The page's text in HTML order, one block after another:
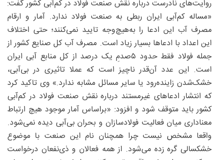
روایت‌های نادرست درباره نقش صنعت فولاد در کم‌آبی کشور گفت:
«مساله کم‌آبی ایران ربطی به صنعت فولاد ندارد. آمار و ارقام
مصرف آب این ادعا را به‌هیچ‌وجه تایید نمی‌کنند؛ حتی اختلاف
این اعداد با ادعاها بسیار زیاد است. مصرف آب کل صنایع کشور از
جمله فولاد فقط حدود ۵‌صدمِ یک درصد از کل منابع آبی ایران
است. این عدد آن‌قدر ناچیز است که عملا تاثیری در بی‌آبی،
خشک‌شدن زاینده‌رود یا سایر مسائل مشابه ندارد.» وی تاکید کرد
که انتشار ادعاهای غیرمستند درباره نقش صنعت فولاد در کم‌آبی
کشور باید متوقف شود و افزود: «براساس آمار موجود هیچ ارتباط
معناداری میان فعالیت فولادسازان و بحران بی‌آبی دیده نمی‌شود.
واقعا مشخص نیست چرا همچنان نام این صنعت با موضوع
خشکسالی گره زده می‌شود. از همه فعالان و ذی‌نفعان درخواست